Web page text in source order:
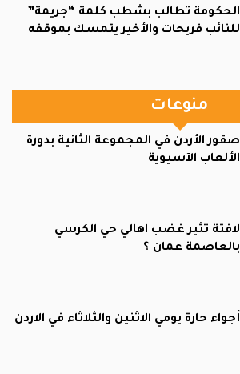
الحكومة تطالب بشطب كلمة “جريمة”
للنائب فريحات والأخير يتمسك بموقفه
منوعات
صقور الأردن في المجموعة الثانية بدورة
الألعاب الآسيوية
لافتة تثير غضب اهالي حي الكرسي
بالعاصمة عمان ؟
أجواء حارة يومي الاثنين والثلاثاء في الاردن